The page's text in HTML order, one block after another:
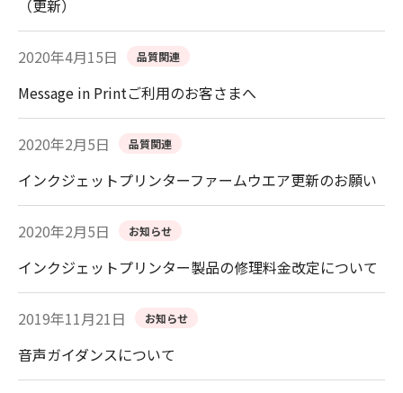
（更新）
2020年4月15日 品質関連
Message in Printご利用のお客さまへ
2020年2月5日 品質関連
インクジェットプリンターファームウエア更新のお願い
2020年2月5日 お知らせ
インクジェットプリンター製品の修理料金改定について
2019年11月21日 お知らせ
音声ガイダンスについて